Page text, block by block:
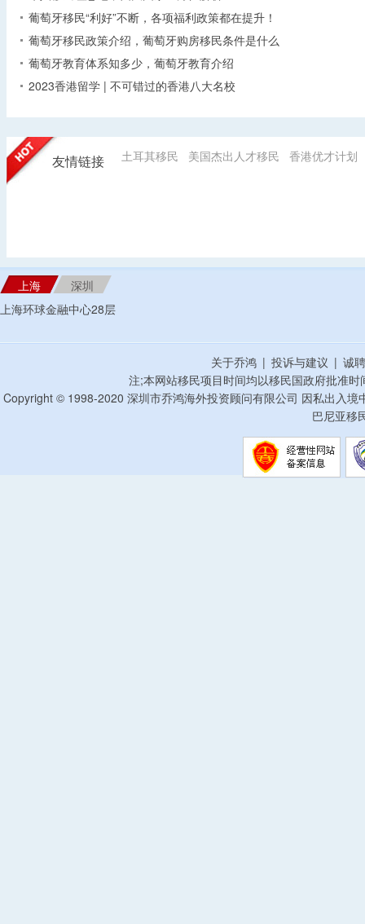
葡萄牙移民“利好”不断，各项福利政策都在提升！
葡萄牙移民政策介绍，葡萄牙购房移民条件是什么
葡萄牙教育体系知多少，葡萄牙教育介绍
2023香港留学 | 不可错过的香港八大名校
友情链接 土耳其移民 美国杰出人才移民 香港优才计划
上海
深圳
上海环球金融中心28层
关于乔鸿 | 投诉与建议 | 诚
注;本网站移民项目时间均以移民国政府批准
Copyright © 1998-2020 深圳市乔鸿海外投资顾问有限公司 因私出入
巴尼亚移